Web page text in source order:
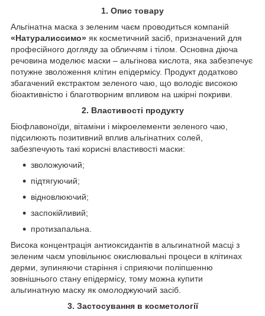
1. Опис товару
Альгінатна маска з зеленим чаєм проводиться компаній
«Натуралиссимо» як косметичний засіб, призначений для
професійного догляду за обличчям і тілом. Основна діюча
речовина моделює маски – альгінова кислота, яка забезпечує
потужне зволоження клітин епідермісу. Продукт додатково
збагачений екстрактом зеленого чаю, що володіє високою
біоактивністю і благотворним впливом на шкірні покриви.
2. Властивості продукту
Біофлавоноїди, вітаміни і мікроелементи зеленого чаю,
підсилюють позитивний вплив альгінатних солей,
забезпечують такі корисні властивості маски:
зволожуючий;
підтягуючий;
відновлюючий;
заспокійливий;
протизапальна.
Висока концентрація антиоксидантів в альгинатной масці з
зеленим чаєм уповільнює окислювальні процеси в клітинах
дерми, зупиняючи старіння і сприяючи поліпшенню
зовнішнього стану епідермісу, тому можна купити
альгинатную маску як омолоджуючий засіб.
3. Застосування в косметології